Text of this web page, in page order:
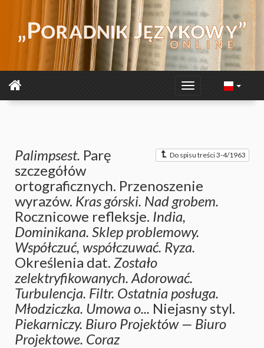
Do spisu treści 3-4/1963
Palimpsest. Parę
szczegółów
ortograficznych. Przenoszenie
wyrazów. Kras górski. Nad grobem.
Rocznicowe refleksje. India,
Dominikana. Sklep problemowy.
Współczuć, współczuwać. Ryza.
Określenia dat. Zostało
zelektryfikowanych. Adorować.
Turbulencja. Filtr. Ostatnia posługa.
Młodziczka. Umowa o... Niejasny styl.
Piekarniczy. Biuro Projektów — Biuro
Projektowe. Coraz